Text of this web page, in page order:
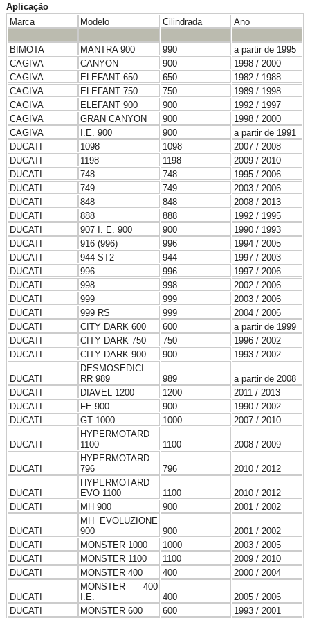
Aplicação
Marca
Modelo Cilindrada Ano
BIMOTA MANTRA 900 990
a partir de 1995
CAGIVA
CANYON 900
1998 / 2000
CAGIVA
ELEFANT 650 650
1982 / 1988
CAGIVA
ELEFANT 750 750
1989 / 1998
CAGIVA
ELEFANT 900 900
1992 / 1997
CAGIVA
GRAN CANYON 900
1998 / 2000
CAGIVA
I.E. 900 900
a partir de 1991
DUCATI
1098 1098
2007 / 2008
DUCATI
1198 1198
2009 / 2010
DUCATI
748 748
1995 / 2006
DUCATI
749 749
2003 / 2006
DUCATI
848 848
2008 / 2013
DUCATI
888 888
1992 / 1995
DUCATI
907 I. E. 900 900
1990 / 1993
DUCATI
916 (996) 996
1994 / 2005
DUCATI
944 ST2 944
1997 / 2003
DUCATI
996 996
1997 / 2006
DUCATI
998 998
2002 / 2006
DUCATI
999 999
2003 / 2006
DUCATI
999 RS 999
2004 / 2006
DUCATI
CITY DARK 600 600
a partir de 1999
DUCATI
CITY DARK 750 750
1996 / 2002
DUCATI
CITY DARK 900 900 1993 / 2002
DUCATI
DESMOSEDICI
RR 989
989
a partir de 2008
DUCATI
DIAVEL 1200 1200
2011 / 2013
DUCATI
FE 900 900
1990 / 2002
DUCATI
GT 1000 1000 2007 / 2010
DUCATI
HYPERMOTARD
1100
1100 2008 / 2009
DUCATI
HYPERMOTARD
796
796 2010 / 2012
DUCATI
HYPERMOTARD
EVO 1100
1100
2010 / 2012
DUCATI
MH 900 900 2001 / 2002
DUCATI
MH EVOLUZIONE
900
900
2001 / 2002
DUCATI
MONSTER 1000 1000
2003 / 2005
DUCATI
MONSTER 1100 1100
2009 / 2010
DUCATI
MONSTER 400 400 2000 / 2004
DUCATI
MONSTER 400
I.E.
400
2005 / 2006
DUCATI
MONSTER 600 600 1993 / 2001